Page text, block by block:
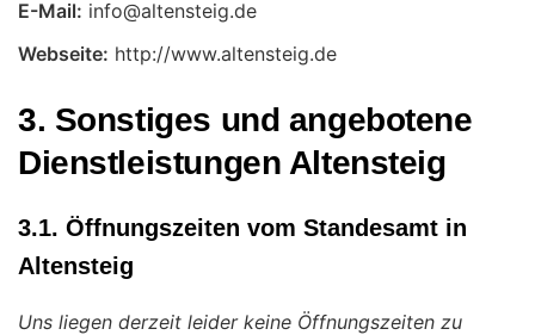
E-Mail:
Webseite: http://www.altensteig.de
3. Sonstiges und angebotene
Dienstleistungen Altensteig
3.1. Öffnungszeiten vom Standesamt in
Altensteig
Uns liegen derzeit leider keine Öffnungszeiten zu